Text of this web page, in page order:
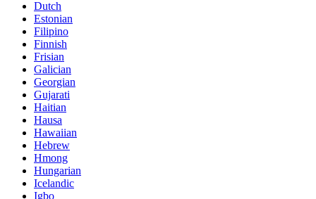
Dutch
Estonian
Filipino
Finnish
Frisian
Galician
Georgian
Gujarati
Haitian
Hausa
Hawaiian
Hebrew
Hmong
Hungarian
Icelandic
Igbo